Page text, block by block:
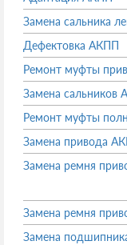
Замена сальника
Дефектовка АКПП
Ремонт муфты
Замена сальников
Ремонт муфты
Замена привода
Замена ремня
Замена ремня
Замена